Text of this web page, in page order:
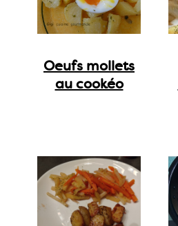
Oeufs mollets
au cookéo